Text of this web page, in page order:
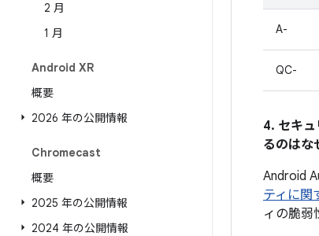
2 月
1 月
Android XR
概要
2026 年の公開情報
Chromecast
概要
2025 年の公開情報
2024 年の公開情報
A-
QC-
4. セキ
るのはな
Android
ティに関
ィの脆弱